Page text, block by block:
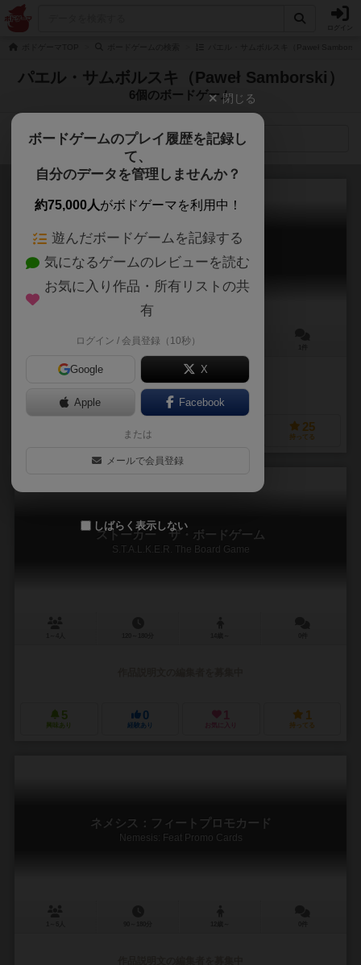
パエル・サムボルスキ（Paweł Samborski）
6個のボードゲーム
検索メニュー
ネメシス：アフターマス
Nemesis: Aftermath
45～60分
作品説明文の編集者を募集中
経験あり
25
持ってる
ストーカー ザ・ボードゲーム
S.T.A.L.K.E.R. The Board Game
5
興味あり
0
経験あり
1
お気に入り
1
持ってる
ネメシス：フィートプロモカード
Nemesis: Feat Promo Cards
閉じる
ボードゲームのプレイ履歴を記録し
て、
自分のデータを管理しませんか？
約75,000人がボドゲーマを利用中！
遊んだボードゲームを記録する
気になるゲームのレビューを読む
お気に入り作品・所有リストの共
有
ログイン / 会員登録（10秒）
Google X
Apple Facebook
または
メールで会員登録
しばらく表示しない